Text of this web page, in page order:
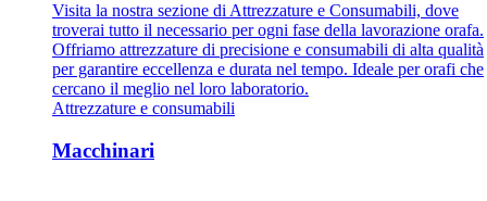
Visita la nostra sezione di Attrezzature e Consumabili, dove
troverai tutto il necessario per ogni fase della lavorazione orafa.
Offriamo attrezzature di precisione e consumabili di alta qualità
per garantire eccellenza e durata nel tempo. Ideale per orafi che
cercano il meglio nel loro laboratorio.
Attrezzature e consumabili
Macchinari